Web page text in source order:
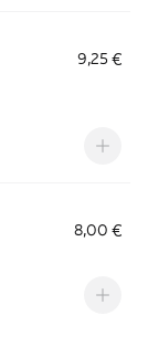
9,25 €
8,00 €